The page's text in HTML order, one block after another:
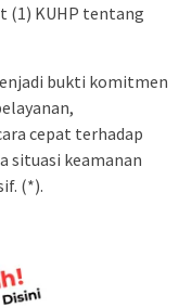
(1) KUHP tentang
bukti komitmen
cepat terhadap
situasi keamanan
(*).